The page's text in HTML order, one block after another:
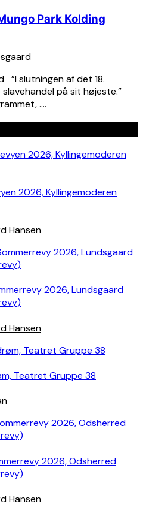
Park Kolding
”I slutningen af det 18.
på sit højeste.”
….
2026, Kyllingemoderen
Hansen
2026, Lundsgaard
Hansen
Teatret Gruppe 38
2026, Odsherred
Hansen